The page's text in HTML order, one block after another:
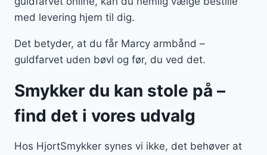
med levering hjem til dig.
Det betyder, at du får Marcy armbånd –
guldfarvet uden bøvl og før, du ved det.
Smykker du kan stole på –
find det i vores udvalg
Hos HjortSmykker synes vi ikke, det behøver at